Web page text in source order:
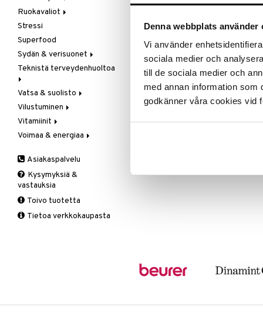
Denna webbplats använder
Vi använder
sociala medier och
till de sociala medier och
med annan information som
godkänner våra cookies vid
steariinihappo, piidioksidi,
Tuotenumero
HMIKA-CP-60
Ravintolisät
Seksi & halu
Vaihdevuodet & PMS
Virtsatie
Muut
Omenasiideriviinietikka
Paasto
Patukat
Rasvanpoltto
Meren rasvahapot
Veg resvahapot
Ruokavaliot
Gluteeni-intoleranssi
LCHF
Raw Food
Stressi
Superfood
Sydän & verisuonet
Kolesterolia alentavat
Neidonhiuspuu
Vegetaariset rasvahapot
Verisuonia vahvistavat
Teknistä terveydenhuoltoa
Hieronta
Ilmankostuttimet
Kivunlievitys
Muuta
Vatsa & suolisto
Happamuutta säätelevät
Juomat
Kuidut
Ruuansulatus
Suolisto
Vilustuminen
C-vitamiini
Estävä & helpottava
Muut
Valkosipuli
Yskään
Vitamiinit
A, D, E & K
B-vitamiinit
C-vitamiinit
Miehet
Multimineraalit
Voimaa & energiaa
Muut
Q-10
Schizandra
Suorituskyky
Asiakaspalvelu
Kysymyksiä &
vastauksia
Toivo tuotetta
Tietoa verkkokaupasta